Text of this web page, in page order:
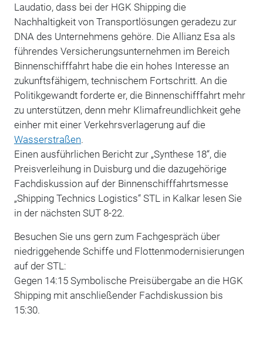
Laudatio, dass bei der HGK Shipping die
Nachhaltigkeit von Transportlösungen geradezu zur
DNA des Unternehmens gehöre. Die Allianz Esa als
führendes Versicherungsunternehmen im Bereich
Binnenschifffahrt habe die ein hohes Interesse an
zukunftsfähigem, technischem Fortschritt. An die
Politikgewandt forderte er, die Binnenschifffahrt mehr
zu unterstützen, denn mehr Klimafreundlichkeit gehe
einher mit einer Verkehrsverlagerung auf die
Wasserstraßen.
Einen ausführlichen Bericht zur „Synthese 18“, die
Preisverleihung in Duisburg und die dazugehörige
Fachdiskussion auf der Binnenschifffahrtsmesse
„Shipping Technics Logistics“ STL in Kalkar lesen Sie
in der nächsten SUT 8-22.
Besuchen Sie uns gern zum Fachgespräch über
niedriggehende Schiffe und Flottenmodernisierungen
auf der STL:
Gegen 14:15 Symbolische Preisübergabe an die HGK
Shipping mit anschließender Fachdiskussion bis
15:30.